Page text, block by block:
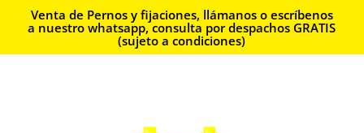
Venta de Pernos y fijaciones, llámanos o escríbenos
a nuestro whatsapp, consulta por despachos GRATIS
(sujeto a condiciones)